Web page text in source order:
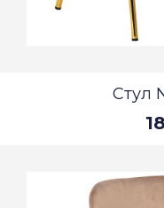
Стул